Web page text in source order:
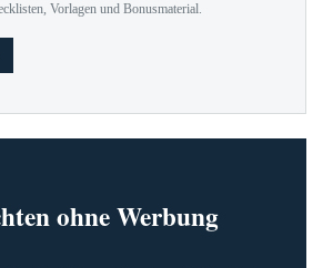
Vorlagen und Bonusmaterial.
ohne Werbung